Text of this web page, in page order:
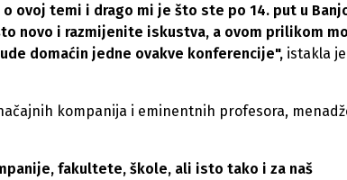
ovoj temi i drago mi je što ste po 14. put u
novo i razmijenite iskustva, a ovom prilikom
domaćin jedne ovakve konferencije", istakla je
kompanija i eminentnih profesora,
fakultete, škole, ali isto tako i za naš